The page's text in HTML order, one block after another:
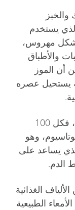
يستخدم
شكل مهروس،
والأطباق
الموز
ماء، إلا أنه يستحيل عصره
يعتبر الموز مصدر غني جداً للبوتاسيوم، فكل 100
تحتوي على 358 ملغ بوتاسيوم، وهو
يساعد على
الدم.
الغذائية
الطبيعية